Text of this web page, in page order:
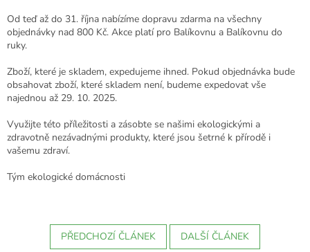
Od teď až do 31. října nabízíme dopravu zdarma na všechny
objednávky nad 800 Kč. Akce platí pro Balíkovnu a Balíkovnu do
ruky.
Zboží, které je skladem, expedujeme ihned. Pokud objednávka bude
obsahovat zboží, které skladem není, budeme expedovat vše
najednou až 29. 10. 2025.
Využijte této příležitosti a zásobte se našimi ekologickými a
zdravotně nezávadnými produkty, které jsou šetrné k přírodě i
vašemu zdraví.
Tým ekologické domácnosti
PŘEDCHOZÍ ČLÁNEK DALŠÍ ČLÁNEK